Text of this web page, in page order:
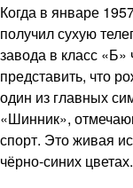
Когда в январе
получил сухую
завода в класс
представить, что
один из главных
«Шинник»,
спорт. Это живая
чёрно-синих цветах.